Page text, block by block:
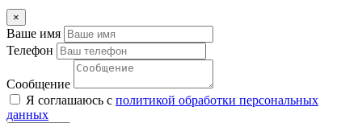
×
Ваше имя
Телефон
Сообщение
Я соглашаюсь с политикой обработки персональных
данных